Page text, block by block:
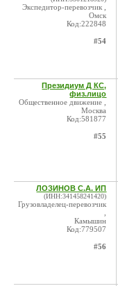
Экспедитор-перевозчик ,
Омск
Код:222848
#54
Президиум Д КС,
физ.лицо
Общественное движение ,
Москва
Код:581877
#55
ЛОЗИНОВ С.А. ИП
(ИНН:341458241420)
Грузовладелец-перевозчик
Камышин
Код:779507
#56